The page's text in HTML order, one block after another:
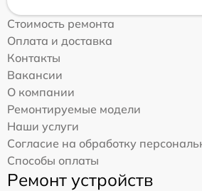
Стоимость ремонта
Оплата и доставка
Контакты
Вакансии
О компании
Ремонтируемые модели
Наши услуги
Согласие на обработку
Способы оплаты
Ремонт устройств